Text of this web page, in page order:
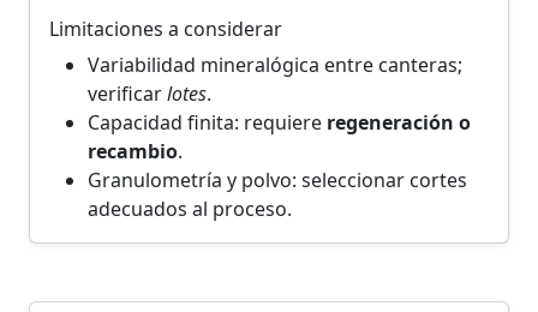
Limitaciones a considerar
Variabilidad mineralógica entre canteras;
verificarlotes.
Capacidad finita: requiere regeneración o
recambio.
Granulometría y polvo: seleccionar cortes
adecuados al proceso.